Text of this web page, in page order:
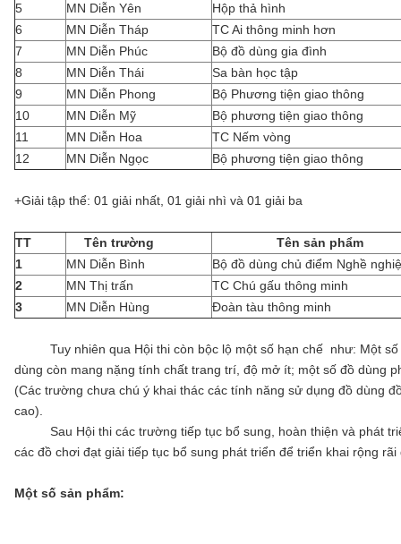
5
MN Diễn Yên
Hộp thả hình
6
MN Diễn Tháp
TC Ai thông minh hơn
7
MN Diễn Phúc
Bộ đồ dùng gia đình
8
MN Diễn Thái
Sa bàn học tập
9
MN Diễn Phong
Bộ Phương tiện giao thông
10
MN Diễn Mỹ
Bộ phương tiện giao thông
11
MN Diễn Hoa
TC Nếm vòng
12
MN Diễn Ngọc Bộ phương tiện giao thông
+Giải tập thể: 01 giải nhất, 01 giải nhì và 01 giải ba
TT Tên trường
Tên sản phẩm
1
MN Diễn Bình
Bộ đồ dùng chủ điểm Nghề
2
MN Thị trấn
TC Chú gấu thông minh
3
MN Diễn Hùng Đoàn tàu thông minh
Tuy nhiên qua Hội thi còn bộc lộ một số hạn chế như: Một số
dùng còn mang nặng tính chất trang trí, độ mở ít; một số đồ dùng
(Các trường chưa chú ý khai thác các tính năng sử dụng đồ dùng
cao).
Sau Hội thi các trường tiếp tục bổ sung, hoàn thiện và phát
các đồ chơi đạt giải tiếp tục bổ sung phát triển để triển khai rộng
Một số sản phẩm: